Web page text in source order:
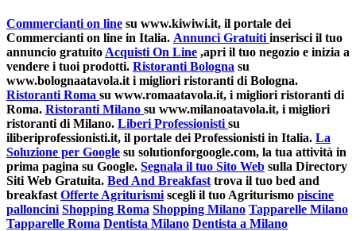
Commercianti on line su www.kiwiwi.it, il portale dei
Commercianti on line in Italia. Annunci Gratuiti inserisci il tuo
annuncio gratuito Acquisti On Line ,apri il tuo negozio e inizia a
vendere i tuoi prodotti. Ristoranti Bologna su
www.bolognaatavola.it i migliori ristoranti di Bologna.
Ristoranti Roma su www.romaatavola.it, i migliori ristoranti di
Roma. Ristoranti Milano su www.milanoatavola.it, i migliori
ristoranti di Milano. Liberi Professionisti su
iliberiprofessionisti.it, il portale dei Professionisti in Italia. La
Soluzione per Google su solutionforgoogle.com, la tua attività in
prima pagina su Google. Segnala il tuo Sito Web sulla Directory
Siti Web Gratuita. Bed And Breakfast trova il tuo bed and
breakfast Offerte Agriturismi scegli il tuo Agriturismo piscine
palloncini Shopping Roma Shopping Milano Tapparelle Milano
Tapparelle Roma Dentista Milano Dentista a Milano